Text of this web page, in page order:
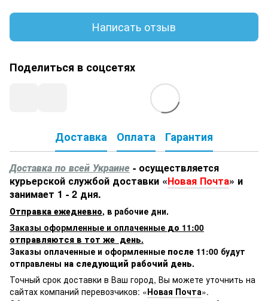
Написать отзыв
Поделиться в соцсетях
Доставка Оплата Гарантия
Доставка по всей Украине - осуществляется
курьерской службой доставки «Новая Почта» и
занимает 1 - 2 дня.
Отправка ежедневно, в рабочие дни.
Заказы оформленные и оплаченные до 11:00
отправляются в тот же день.
Заказы оплаченные и оформленные после 11:00 будут
отправлены на следующий рабочий день.
Точный срок доставки в Ваш город, Вы можете уточнить на
сайтах компаний перевозчиков: «Новая Почта».